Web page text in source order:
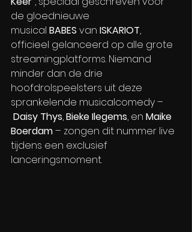
de gloednieuwe
musical BABES van ISKARIOT,
officieel gelanceerd op alle grote
streamingplatforms. Niemand
minder dan de drie
hoofdrolspeelsters uit deze
sprankelende musicalcomedy –
Daisy Thys, Bieke Ilegems, en Maike
Boerdam – zongen dit nummer live
tijdens een exclusief
lanceringsmoment.